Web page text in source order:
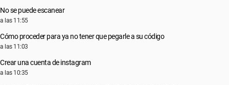
No se puede escanear
a las 11:55
Cómo proceder para ya no tener que pegarle a su código
a las 11:03
Crear una cuenta de instagram
a las 10:35